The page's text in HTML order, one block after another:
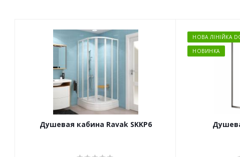
Душевая кабина Ravak SKKP6
НОВА ЛІНІЙКА
НОВИНКА